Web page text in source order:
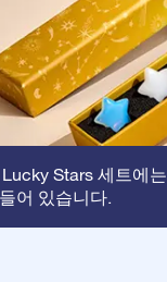
Stars 세트에
어 있습니다.